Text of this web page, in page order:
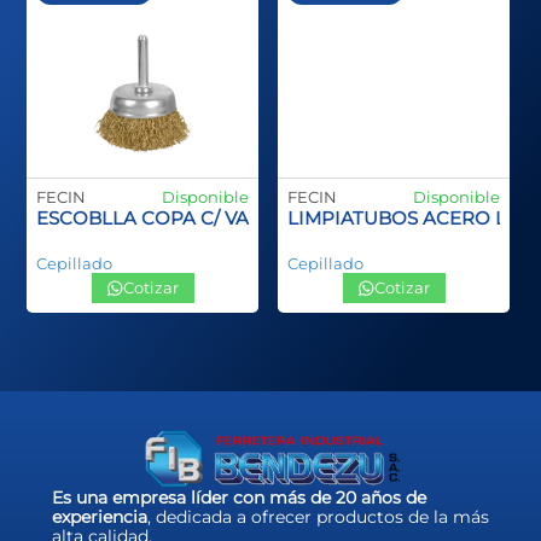
PLASTCO SPID INOX
FECIN Disponible
ESCOBLLA COPA C/ VASTAGO
Cepillado
Cotizar
FECIN Disponible
LIMPIATUBOS ACERO
Cepillado
Cotizar
Es una empresa líder con más de 20 años de
experiencia, dedicada a ofrecer productos de la más
alta calidad.